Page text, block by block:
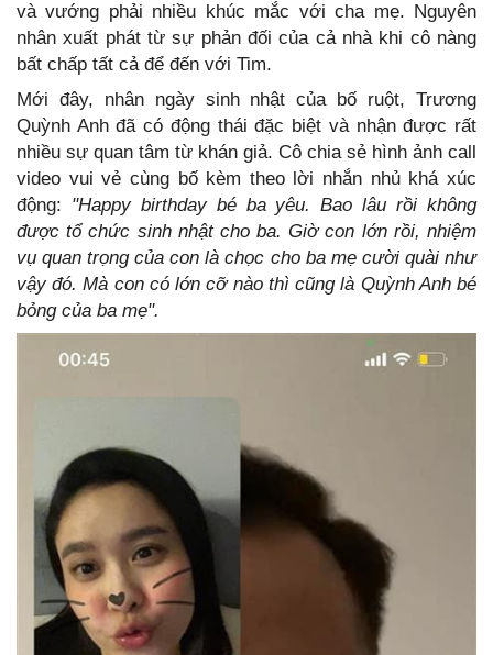
và vướng phải nhiều khúc mắc với cha mẹ. Nguyên
nhân xuất phát từ sự phản đối của cả nhà khi cô nàng
bất chấp tất cả để đến với Tim.
Mới đây, nhân ngày sinh nhật của bố ruột, Trương
Quỳnh Anh đã có động thái đặc biệt và nhận được rất
nhiều sự quan tâm từ khán giả. Cô chia sẻ hình ảnh call
video vui vẻ cùng bố kèm theo lời nhắn nhủ khá xúc
động: "Happy birthday bé ba yêu. Bao lâu rồi không
được tổ chức sinh nhật cho ba. Giờ con lớn rồi, nhiệm
vụ quan trọng của con là chọc cho ba mẹ cười quài như
vậy đó. Mà con có lớn cỡ nào thì cũng là Quỳnh Anh bé
bỏng của ba mẹ".